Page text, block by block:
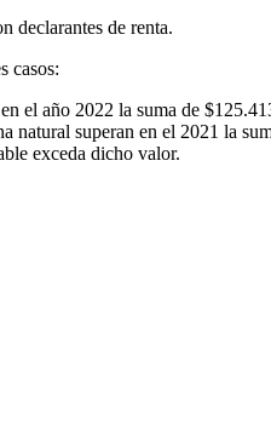
declarantes de renta.
casos:
el año 2022 la suma de
natural superan en el 2021 la
exceda dicho valor.